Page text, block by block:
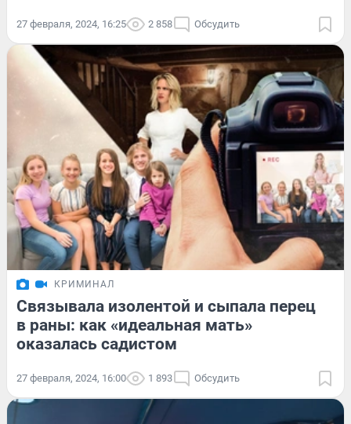
27 февраля, 2024, 16:25 2 858 Обсудить
КРИМИНАЛ
Связывала изолентой и сыпала перец
в раны: как «идеальная мать»
оказалась садистом
27 февраля, 2024, 16:00 1 893 Обсудить